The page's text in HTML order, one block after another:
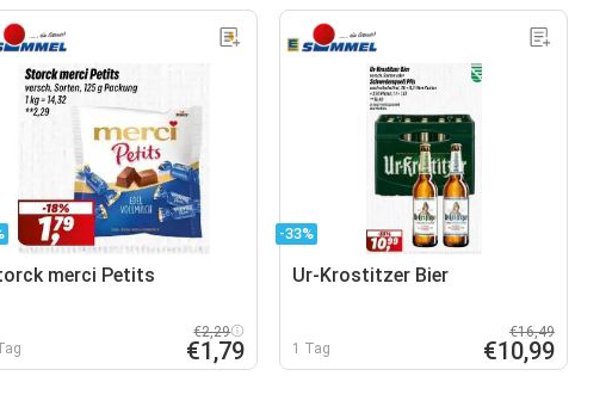
merci Petits
€2,29
€1,79
-33%
Ur-Krostitzer Bier
1 Tag
€16,49
€10,99